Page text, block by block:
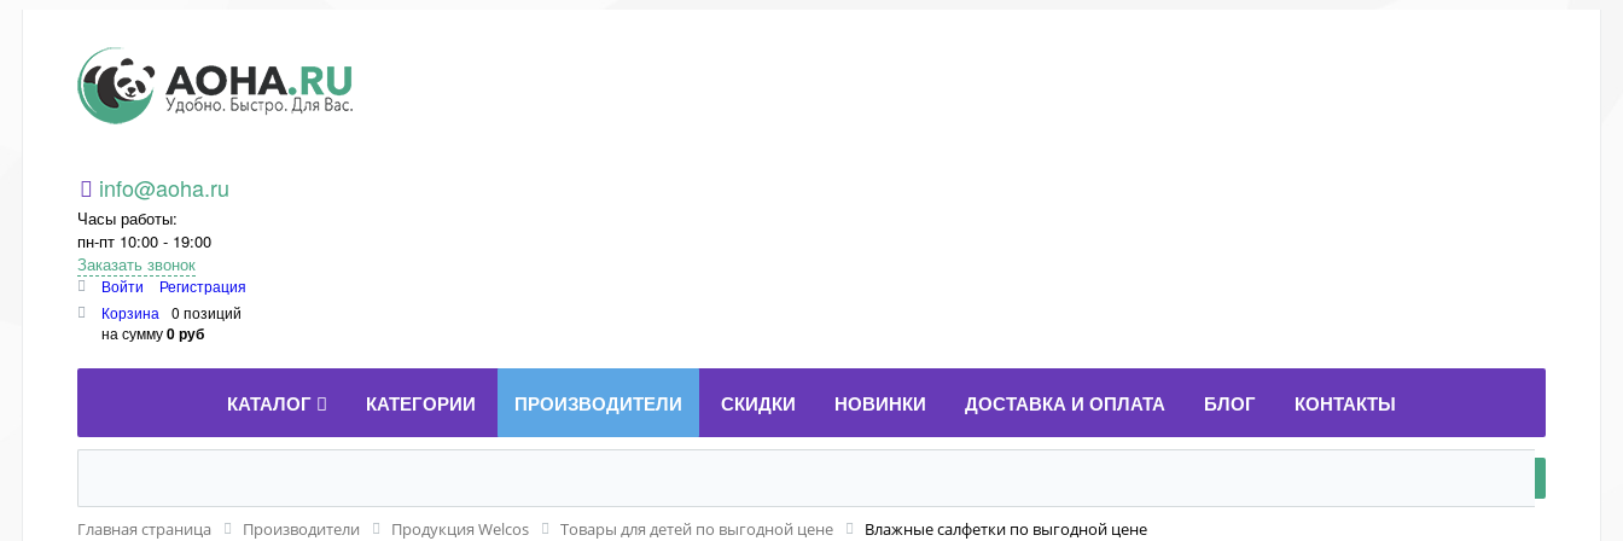
Aoha.ru
info@aoha.ru
Часы работы:
пн-пт 10:00 - 19:00
Заказать звонок
Войти
Регистрация
Корзина
0 позиций
на сумму0 руб
КАТАЛОГ КАТЕГОРИИ ПРОИЗВОДИТЕЛИ СКИДКИ НОВИНКИ ДОСТАВКА И ОПЛАТА БЛОГ КОНТАКТЫ
Главная страница Производители Продукция Welcos Товары для детей по выгодной цене Влажные салфетки по выгодной цене